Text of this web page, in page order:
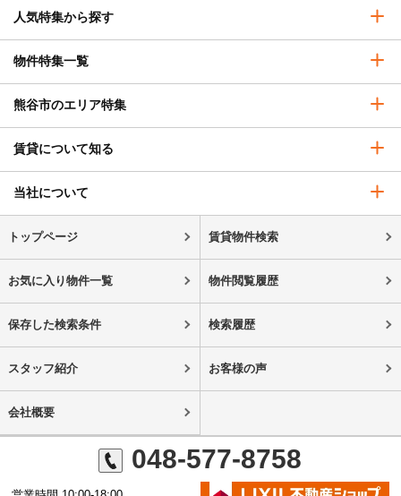
人気特集から探す
物件特集一覧
熊谷市のエリア特集
賃貸について知る
当社について
トップページ 賃貸物件検索
お気に入り物件一覧 物件閲覧履歴
保存した検索条件 検索履歴
スタッフ紹介 お客様の声
会社概要
048-577-8758